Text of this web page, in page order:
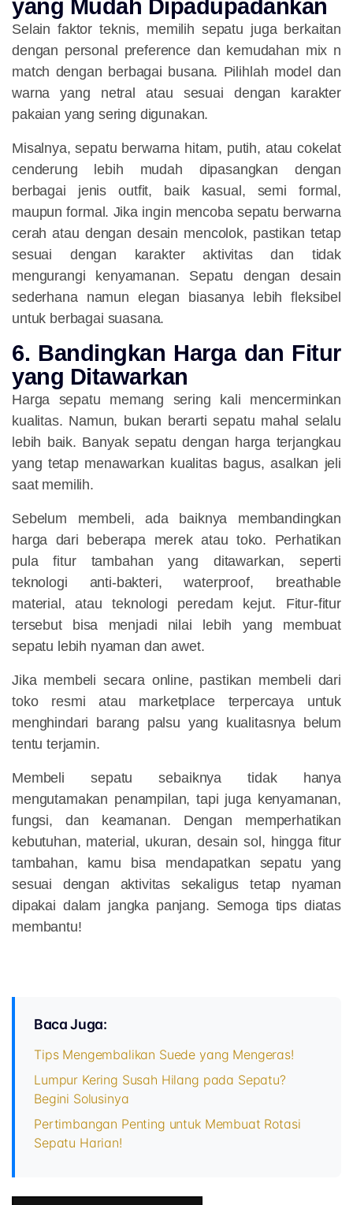
yang Mudah Dipadupadankan
Selain faktor teknis, memilih sepatu juga berkaitan
dengan personal preference dan kemudahan mix n
match dengan berbagai busana. Pilihlah model dan
warna yang netral atau sesuai dengan karakter
pakaian yang sering digunakan.
Misalnya, sepatu berwarna hitam, putih, atau cokelat
cenderung lebih mudah dipasangkan dengan
berbagai jenis outfit, baik kasual, semi formal,
maupun formal. Jika ingin mencoba sepatu berwarna
cerah atau dengan desain mencolok, pastikan tetap
sesuai dengan karakter aktivitas dan tidak
mengurangi kenyamanan. Sepatu dengan desain
sederhana namun elegan biasanya lebih fleksibel
untuk berbagai suasana.
6. Bandingkan Harga dan Fitur
yang Ditawarkan
Harga sepatu memang sering kali mencerminkan
kualitas. Namun, bukan berarti sepatu mahal selalu
lebih baik. Banyak sepatu dengan harga terjangkau
yang tetap menawarkan kualitas bagus, asalkan jeli
saat memilih.
Sebelum membeli, ada baiknya membandingkan
harga dari beberapa merek atau toko. Perhatikan
pula fitur tambahan yang ditawarkan, seperti
teknologi anti-bakteri, waterproof, breathable
material, atau teknologi peredam kejut. Fitur-fitur
tersebut bisa menjadi nilai lebih yang membuat
sepatu lebih nyaman dan awet.
Jika membeli secara online, pastikan membeli dari
toko resmi atau marketplace terpercaya untuk
menghindari barang palsu yang kualitasnya belum
tentu terjamin.
Membeli sepatu sebaiknya tidak hanya
mengutamakan penampilan, tapi juga kenyamanan,
fungsi, dan keamanan. Dengan memperhatikan
kebutuhan, material, ukuran, desain sol, hingga fitur
tambahan, kamu bisa mendapatkan sepatu yang
sesuai dengan aktivitas sekaligus tetap nyaman
dipakai dalam jangka panjang. Semoga tips diatas
membantu!
Baca Juga:
Tips Mengembalikan Suede yang Mengeras!
Lumpur Kering Susah Hilang pada Sepatu?
Begini Solusinya
Pertimbangan Penting untuk Membuat Rotasi
Sepatu Harian!